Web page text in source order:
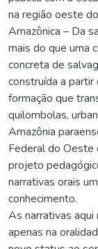
na região oeste
Amazônica – Da
mais do que uma
concreta de
construída a
formação que
quilombolas,
Amazônia
Federal do Oeste
projeto
narrativas orais
conhecimento.
As narrativas aqui
apenas na